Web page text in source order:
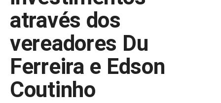
através dos
vereadores Du
Ferreira e Edson
Coutinho